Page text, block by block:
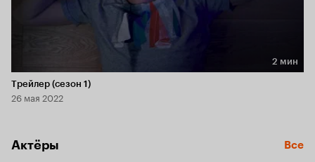
Длительность 2 мин
2 мин
Трейлер (сезон 1)
26 мая 2022
Актёры Все